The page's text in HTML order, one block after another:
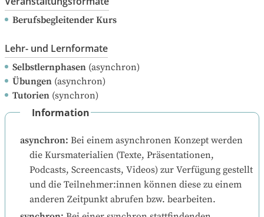
Berufsbegleitender Kurs
Lehr- und Lernformate
Selbstlernphasen (asynchron)
Übungen (asynchron)
Tutorien (synchron)
Information
asynchron: Bei einem asynchronen Konzept werden
die Kursmaterialien (Texte, Präsentationen,
Podcasts, Screencasts, Videos) zur Verfügung gestellt
und die Teilnehmer:innen können diese zu einem
anderen Zeitpunkt abrufen bzw. bearbeiten.